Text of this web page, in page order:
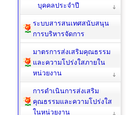
และพัฒนาทรัพยากร
บุคคลประจำปี
ระบบสารสนเทศสนับสนุน
การบริหารจัดการ
มาตรการส่งเสริมคุณธรรม
และความโปร่งใสภายใน
หน่วยงาน
การดำเนินการส่งเสริม
คุณธรรมและความโปร่งใส